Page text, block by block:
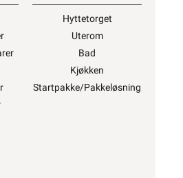
Hyttetorget
Uterom
Bad
Kjøkken
Startpakke/Pakkeløsning